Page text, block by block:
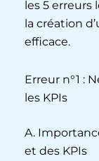
les 5 erreurs
la création
efficace.
Erreur n°1 :
les KPIs
A.
et des KPIs